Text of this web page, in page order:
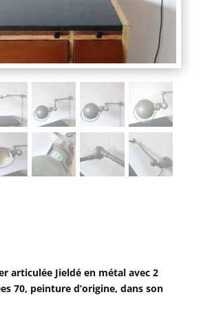
articulée Jieldé en métal avec 2
70, peinture d’origine, dans son